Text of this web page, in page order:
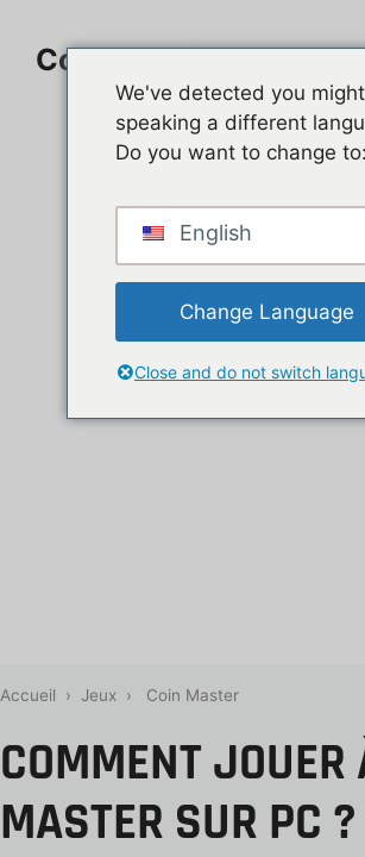
contenuComment jouer sur PC
Accueil › Jeux › Coin Master
COMMENT JOUER
MASTER SUR PC ?
We've detected you
speaking a different
Do you want to change to:
English
Change Language
Close and do not switch